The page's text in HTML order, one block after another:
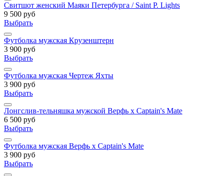
Свитшот женский Маяки Петербурга / Saint P. Lights
9 500 руб
Выбрать
Футболка мужская Крузенштерн
3 900 руб
Выбрать
Футболка мужская Чертеж Яхты
3 900 руб
Выбрать
Лонгслив-тельняшка мужской Верфь х Captain's Mate
6 500 руб
Выбрать
Футболка мужская Верфь х Captain's Mate
3 900 руб
Выбрать